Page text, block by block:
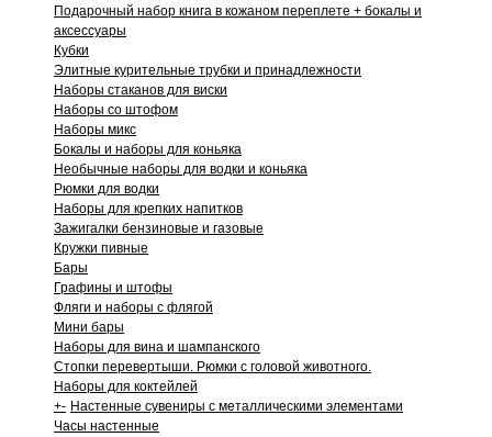
Подарочный набор книга в кожаном переплете + бокалы и
аксессуары
Кубки
Элитные курительные трубки и принадлежности
Наборы стаканов для виски
Наборы со штофом
Наборы микс
Бокалы и наборы для коньяка
Необычные наборы для водки и коньяка
Рюмки для водки
Наборы для крепких напитков
Зажигалки бензиновые и газовые
Кружки пивные
Бары
Графины и штофы
Фляги и наборы с флягой
Мини бары
Наборы для вина и шампанского
Стопки перевертыши. Рюмки с головой животного.
Наборы для коктейлей
+- Настенные сувениры с металлическими элементами
Часы настенные